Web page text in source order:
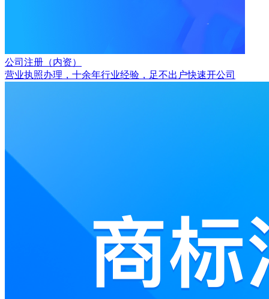
公司注册（内资）
营业执照办理，十余年行业经验，足不出户快速开公司